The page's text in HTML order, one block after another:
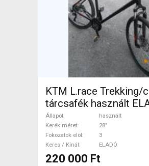
KTM L.race Trekking/
tárcsafék használt
Állapot
használt
Kerék méret
28"
Fokozatok elöl
3
Keres / Kínál
ELADÓ
220 000 Ft